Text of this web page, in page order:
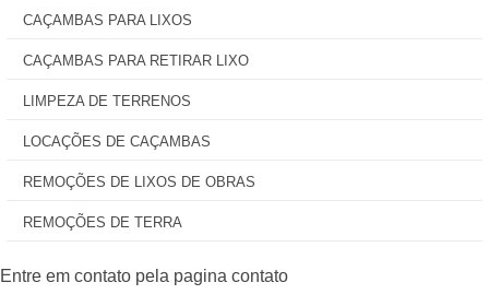
CAÇAMBAS PARA LIXOS
CAÇAMBAS PARA RETIRAR LIXO
LIMPEZA DE TERRENOS
LOCAÇÕES DE CAÇAMBAS
REMOÇÕES DE LIXOS DE OBRAS
REMOÇÕES DE TERRA